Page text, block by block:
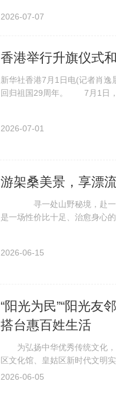
2026-07-07
香港举行升旗仪式
新华社香港7月1日电(记者肖
回归祖国29周年。 7月1日，
2026-07-01
游架桑美景，享漂
寻一处山野秘境，赴一场
是一场性价比十足、治愈身心
2026-06-15
“阳光为民”“阳光友
搭台惠百姓生活
为弘扬中华优秀传统文化，
区文化馆、皇姑区新时代文明
的“粉墨颂时代 京腔暖基层”京
2026-06-05